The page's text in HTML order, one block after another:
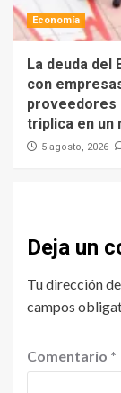
Economía
La deuda del
con
proveedores
triplica en un
5 agosto, 2026
Deja un
Tu dirección
campos
Comentario *